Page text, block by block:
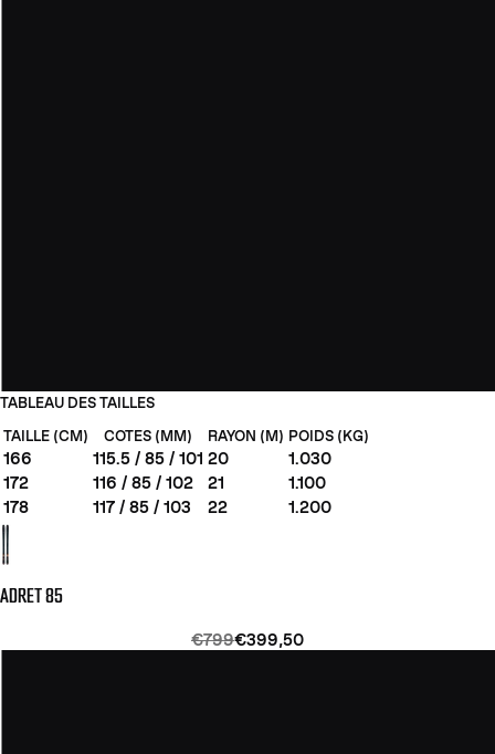
TABLEAU DES TAILLES
TAILLE (CM)
COTES (MM) RAYON (M) POIDS (KG)
166 115.5 / 85 / 101 20
1.030
172
116 / 85 / 102 21
1.100
178
117 / 85 / 103 22 1.200
ADRET 85
€799€399,50